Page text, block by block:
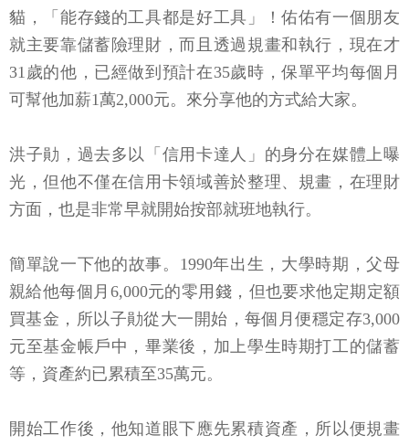
貓，「能存錢的工具都是好工具」！佑佑有一個朋友
就主要靠儲蓄險理財，而且透過規畫和執行，現在才
31歲的他，已經做到預計在35歲時，保單平均每個月
可幫他加薪1萬2,000元。來分享他的方式給大家。
洪子勛，過去多以「信用卡達人」的身分在媒體上曝
光，但他不僅在信用卡領域善於整理、規畫，在理財
方面，也是非常早就開始按部就班地執行。
簡單說一下他的故事。1990年出生，大學時期，父母
親給他每個月6,000元的零用錢，但也要求他定期定額
買基金，所以子勛從大一開始，每個月便穩定存3,000
元至基金帳戶中，畢業後，加上學生時期打工的儲蓄
等，資產約已累積至35萬元。
開始工作後，他知道眼下應先累積資產，所以便規畫